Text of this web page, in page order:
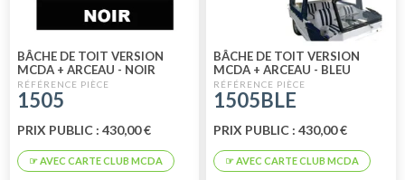
BÂCHE DE TOIT VERSION
MCDA + ARCEAU - NOIR
1505
PRIX PUBLIC : 430,00 €
BÂCHE DE TOIT VERSION
MCDA + ARCEAU - BLEU
1505BLE
PRIX PUBLIC : 430,00 €